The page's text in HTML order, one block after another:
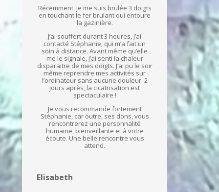
Récemment, je me suis brulée 3 doigts
en touchant le fer brulant qui entoure
la gazinière.
J’ai souffert durant 3 heures, j’ai
contacté Stéphanie, qui m’a fait un
soin à distance. Avant même qu’elle
me le signale, j’ai senti la chaleur
disparaitre de mes doigts. J’ai pu le soir
même reprendre mes activités sur
l’ordinateur sans aucune douleur. 2
jours après, la cicatrisation est
spectaculaire !
Je vous recommande fortement
Stéphanie, car outre, ses dons, vous
rencontrerez une personnalité
humaine, bienveillante et à votre
écoute. Une belle rencontre vous
attend.
Elisabeth